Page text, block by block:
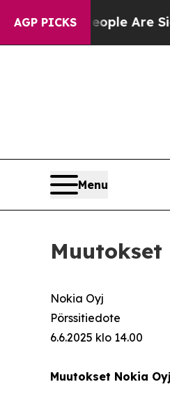
AGP PICKS
“People Are Sick
Menu
Nokia Oyj
Pörssitiedote
6.6.2025 klo 14.00
Muutokset Nokia